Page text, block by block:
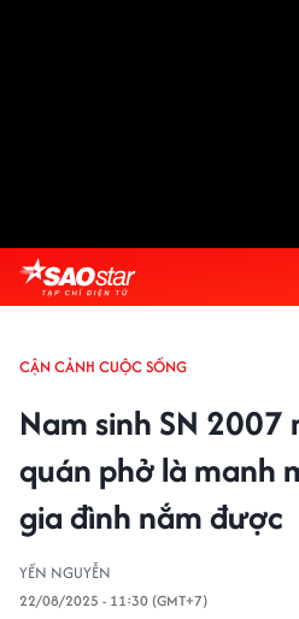
CẬN CẢNH CUỘC SỐNG
Nam sinh SN 2007
quán phở là manh
gia đình nắm được
YẾN NGUYỄN
22/08/2025 - 11:30 (GMT+7)